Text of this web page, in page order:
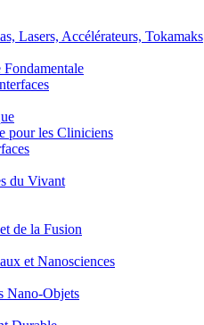
Lasers, Accélérateurs, Tokamaks
les Cliniciens
du Vivant
de la Fusion
et Nanosciences
Nano-Objets